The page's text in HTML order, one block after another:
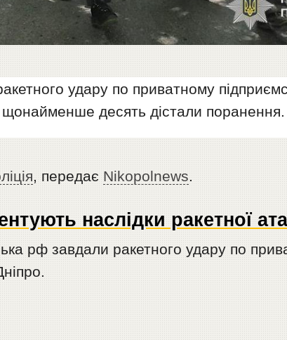
удару по приватному
десять дістали поранення.
, передає Nikopolnews.
наслідки ракетної
рф завдали ракетного удару по